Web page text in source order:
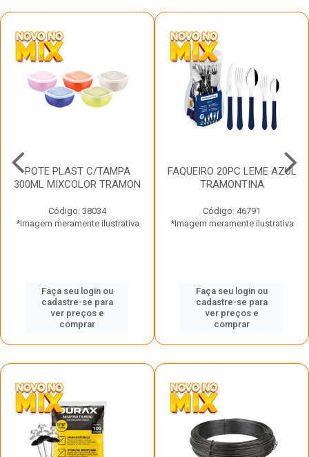
POTE PLAST C/TAMPA
300ML MIXCOLOR TRAMON
Código: 38034
*Imagem meramente ilustrativa
Faça seu login ou
cadastre-se para
ver preços e
comprar
FAQUEIRO 20PC LEME AZUL
TRAMONTINA
Código: 46791
*Imagem meramente ilustrativa
Faça seu login ou
cadastre-se para
ver preços e
comprar